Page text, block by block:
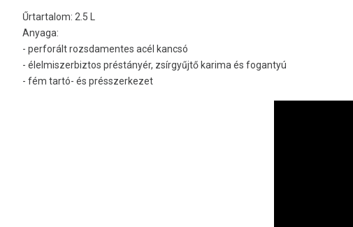
Űrtartalom: 2.5 L
Anyaga:
- perforált rozsdamentes acél kancsó
- élelmiszerbiztos préstányér, zsírgyűjtő karima és fogantyú
- fém tartó- és présszerkezet